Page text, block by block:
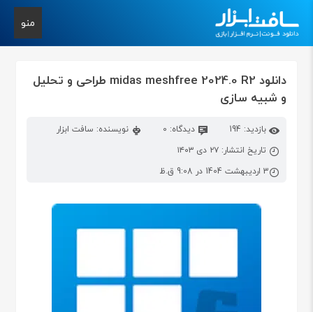
منو
دانلود midas meshfree 2024.0 R2 طراحی و تحلیل
و شبیه سازی
بازدید: 194 دیدگاه: 0
نویسنده: سافت ابزار
تاریخ انتشار: ۲۷ دی ۱۴۰۳
3 اردیبهشت 1404 در 9:08 ق.ظ